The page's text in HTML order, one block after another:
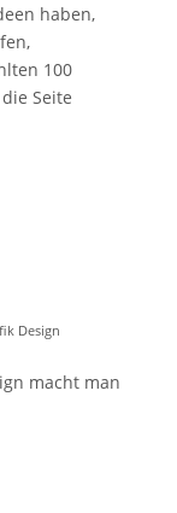
haben,
100
Seite
Design
macht man